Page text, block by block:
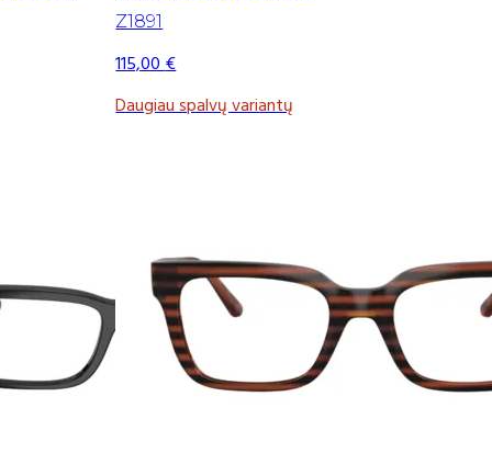
Z1891
115,00€
Daugiau spalvų variantų